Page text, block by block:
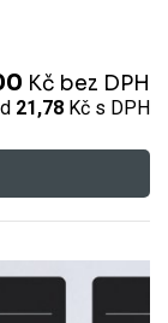
Kč bez DPH
21,78 Kč s DPH